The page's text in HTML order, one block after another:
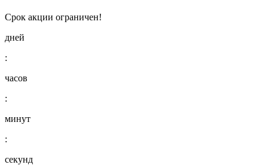
Срок акции ограничен!
дней
:
часов
:
минут
:
секунд